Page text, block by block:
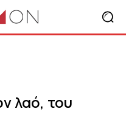
λαό, του